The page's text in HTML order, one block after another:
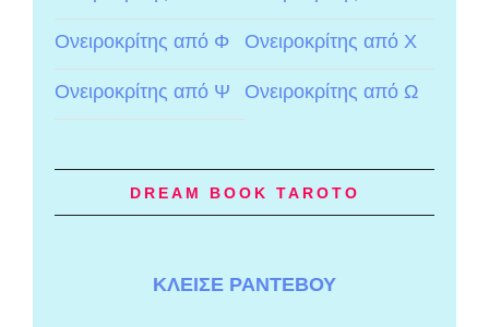
Ονειροκρίτης από Φ Ονειροκρίτης από Χ
Ονειροκρίτης από Ψ Ονειροκρίτης από Ω
DREAM BOOK TAROTO
ΚΛΕΙΣΕ ΡΑΝΤΕΒΟΥ